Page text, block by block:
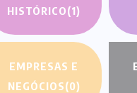
HISTÓRICO(1)
EMPRESAS E
NEGÓCIOS(0)